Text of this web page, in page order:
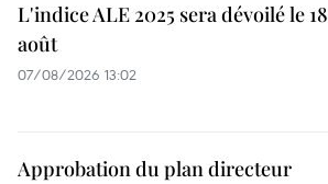
L'indice ALE 2025 sera dévoilé le 18
août
07/08/2026 13:02
Approbation du plan directeur